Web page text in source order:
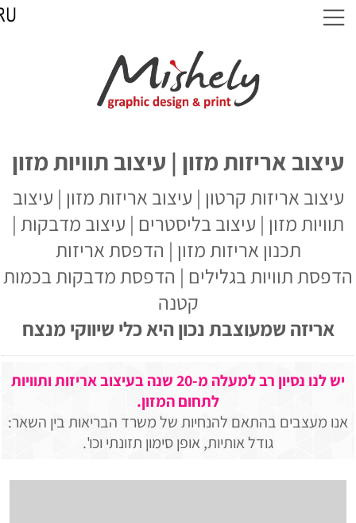
עיצוב אריזות מזון | עיצוב תוויות מזון
עיצוב אריזות קרטון | עיצוב אריזות מזון | עיצוב
תוויות מזון | עיצוב בליסטרים | עיצוב מדבקות |
תכנון אריזות מזון | הדפסת אריזות
הדפסת תוויות בגלילים | הדפסת מדבקות בכמות
קטנה
אריזה שמעוצבת נכון היא כלי שיווקי מנצח
יש לנו נסיון רב למעלה מ-20 שנה בעיצוב אריזות ותוויות
לתחום המזון.
אנו מעצבים בהתאם להנחיות של משרד הבריאות בין השאר:
גודל אותיות, אופן סימון תזונתי וכו'.